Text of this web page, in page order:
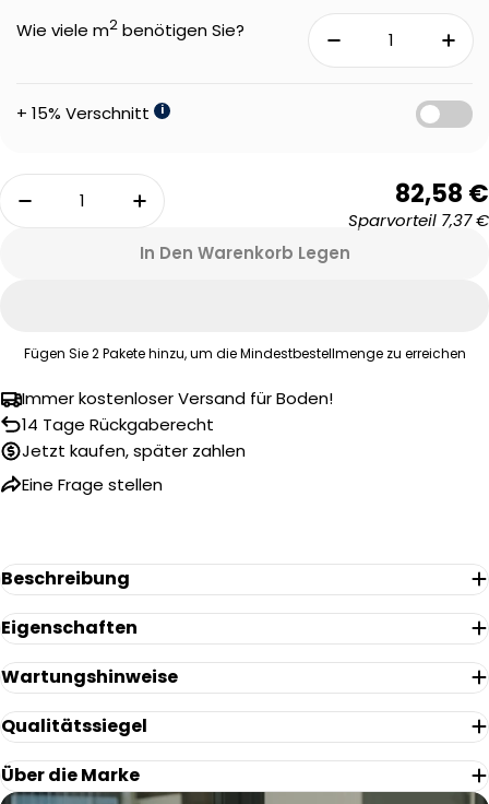
Wie viele m2 benötigen Sie?
+ 15% Verschnitt i
82,58 €
Sparvorteil 7,37 €
Menge
Menge Für Floer Reine Eiche Hybrid Holz
Menge Für Floer Reine Eiche
In Den Warenkorb Legen
Fügen Sie2Pakete hinzu, um die Mindestbestellmenge zu erreichen
Immer kostenloser Versand für Boden!
14 Tage Rückgaberecht
Jetzt kaufen, später zahlen
Eine Frage stellen
Mail
Ihre
Nachricht
Beschreibung
Eigenschaften
Wartungshinweise
Qualitätssiegel
Über die Marke